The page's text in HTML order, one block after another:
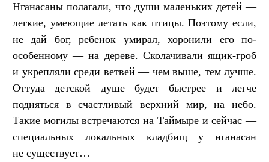
Нганасаны полагали, что души маленьких детей —
легкие, умеющие летать как птицы. Поэтому если,
не дай бог, ребенок умирал, хоронили его по-
особенному — на дереве. Сколачивали ящик-гроб
и укрепляли среди ветвей — чем выше, тем лучше.
Оттуда детской душе будет быстрее и легче
подняться в счастливый верхний мир, на небо.
Такие могилы встречаются на Таймыре и сейчас —
специальных локальных кладбищ у нганасан
не существует…